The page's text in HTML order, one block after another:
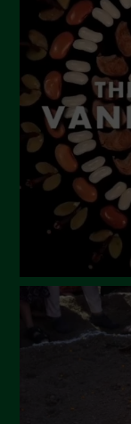
Agosto 2023
Luglio 2023
Giugno 2023
Maggio 2023
Aprile 2023
Marzo 2023
Febbraio 2023
Dicembre 2022
Novembre 2022
Ottobre 2022
Settembre 2022